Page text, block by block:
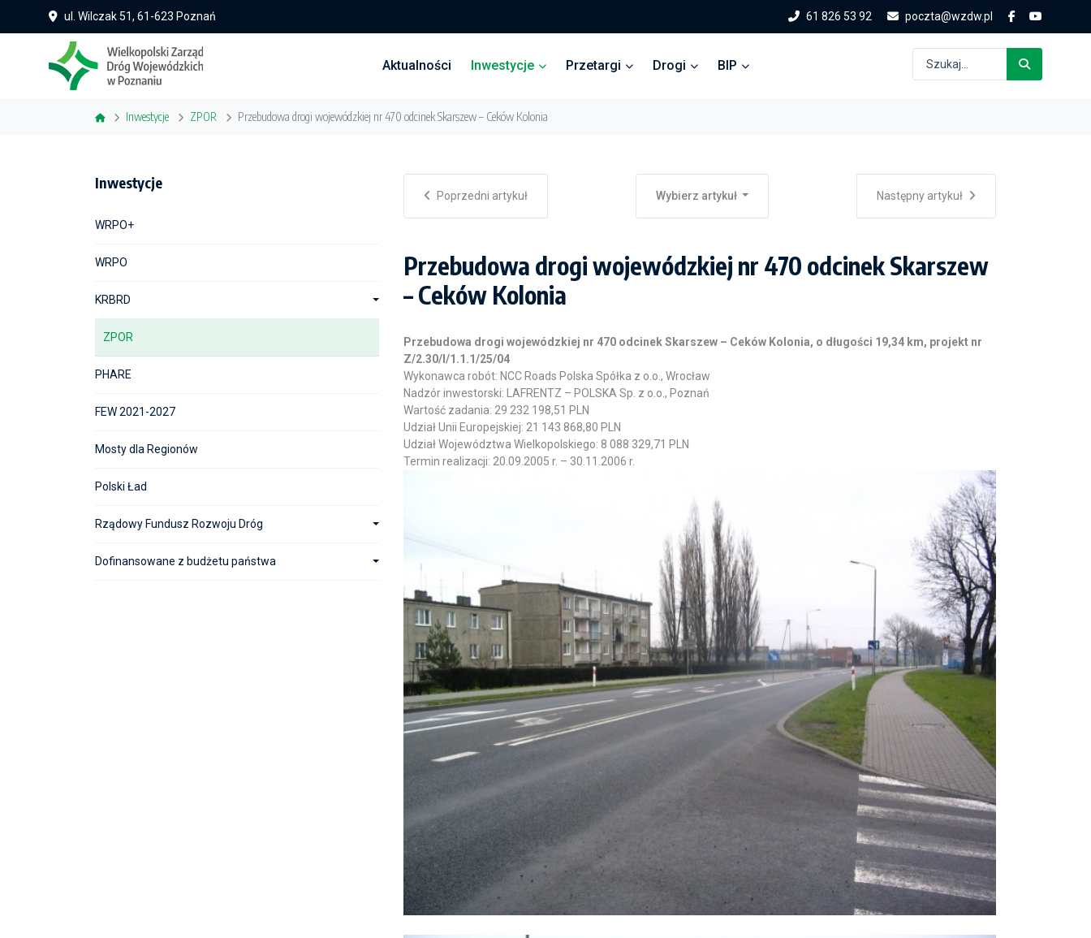
ul. Wilczak 51, 61-623 Poznań 61 826 53 92 poczta@wzdw.pl
Aktualności Inwestycje Przetargi Drogi BIP
Inwestycje ZPOR Przebudowa drogi wojewódzkiej nr 470 odcinek Skarszew – Ceków Kolonia
Inwestycje
WRPO+
WRPO
KRBRD
ZPOR
PHARE
FEW 2021-2027
Mosty dla Regionów
Polski Ład
Rządowy Fundusz Rozwoju Dróg
Dofinansowane z budżetu państwa
Poprzedni artykuł Wybierz artykuł Następny artykuł
Przebudowa drogi wojewódzkiej nr 470 odcinek Skarszew
– Ceków Kolonia
Przebudowa drogi wojewódzkiej nr 470 odcinek Skarszew – Ceków Kolonia, o długości 19,34 km, projekt nr
Z/2.30/I/1.1.1/25/04
Wykonawca robót: NCC Roads Polska Spółka z o.o., Wrocław
Nadzór inwestorski: LAFRENTZ – POLSKA Sp. z o.o., Poznań
Wartość zadania: 29 232 198,51 PLN
Udział Unii Europejskiej: 21 143 868,80 PLN
Udział Województwa Wielkopolskiego: 8 088 329,71 PLN
Termin realizacji: 20.09.2005 r. – 30.11.2006 r.